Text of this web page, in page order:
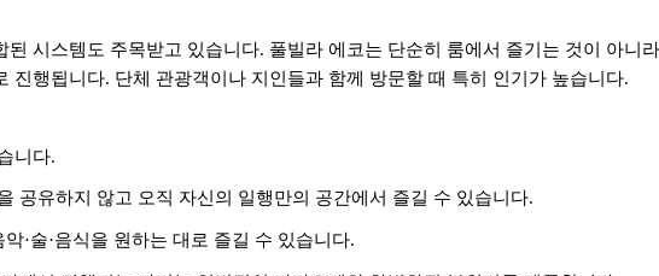
된 시스템도 주목받고 있습니다. 풀빌라 에코는 단순히 룸에서 즐기는 것이 아니라
진행됩니다. 단체 관광객이나 지인들과 함께 방문할 때 특히 인기가 높습니다.
니다.
공유하지 않고 오직 자신의 일행만의 공간에서 즐길 수 있습니다.
악·술·음식을 원하는 대로 즐길 수 있습니다.